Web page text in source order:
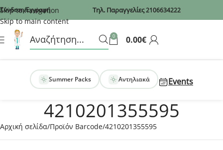
Recaptcha
Skip to navigation
Skip to main content
Σύνδεση/Εγγραφή Τηλ. Παραγγελίες2106634222
0 0.00€
Summer Packs Αντηλιακά Events
4210201355595
Αρχική σελίδα Προϊόν Barcode 4210201355595